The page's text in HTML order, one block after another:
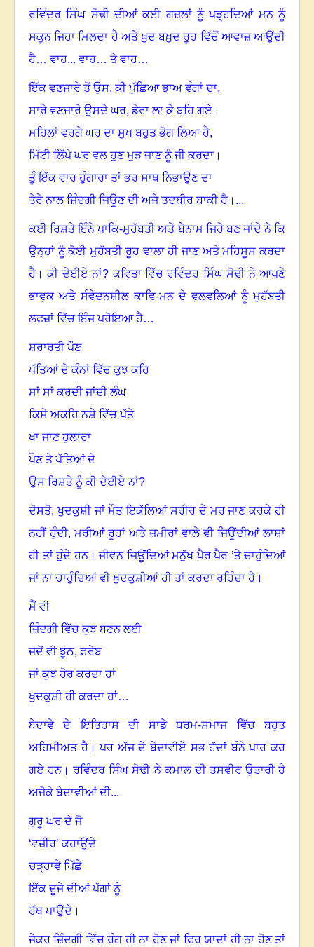
ਰਵਿੰਦਰ ਸਿੰਘ ਸੋਢੀ ਦੀਆਂ ਕਈ ਗਜ਼ਲਾਂ ਨੂੰ ਪੜ੍ਹਦਿਆਂ ਮਨ ਨੂੰ
ਸਕੂਨ ਜਿਹਾ ਮਿਲਦਾ ਹੈ ਅਤੇ ਖ਼ੁਦ ਬਖ਼ੁਦ ਰੂਹ ਵਿੱਚੋਂ ਆਵਾਜ਼ ਆਉਂਦੀ
ਹੈ… ਵਾਹ... ਵਾਹ… ਤੇ ਵਾਹ…
ਇੱਕ ਵਣਜਾਰੇ ਤੋਂ ਉਸ,ਕੀ ਪੁੱਛਿਆ ਭਾਅ ਵੰਗਾਂ ਦਾ,
ਸਾਰੇ ਵਣਜਾਰੇ ਉਸਦੇ ਘਰ,ਡੇਰਾ ਲਾ ਕੇ ਬਹਿ ਗਏ ।
ਮਹਿਲਾਂ ਵਰਗੇ ਘਰ ਦਾ ਸੁਖ ਬਹੁਤ ਭੋਗ ਲਿਆ ਹੈ,
ਮਿੱਟੀ ਲਿੱਪੇ ਘਰ ਵਲ ਹੁਣ ਮੁੜ ਜਾਣ ਨੂੰ ਜੀ ਕਰਦਾ ।
ਤੂੰ ਇੱਕ ਵਾਰ ਹੁੰਗਾਰਾ ਤਾਂ ਭਰ ਸਾਥ ਨਿਭਾਉਣ ਦਾ
ਤੇਰੇ ਨਾਲ ਜ਼ਿੰਦਗੀ ਜਿਊਣ ਦੀ ਅਜੇ ਤਦਬੀਰ ਬਾਕੀ ਹੈ । ...
ਕਈ ਰਿਸ਼ਤੇ ਇੰਨੇ ਪਾਕਿ-ਮੁਹੱਬਤੀ ਅਤੇ ਬੇਨਾਮ ਜਿਹੇ ਬਣ ਜਾਂਦੇ ਨੇ ਕਿ
ਉਨ੍ਹਾਂ ਨੂੰ ਕੋਈ ਮੁਹੱਬਤੀ ਰੂਹ ਵਾਲਾ ਹੀ ਜਾਣ ਅਤੇ ਮਹਿਸੂਸ ਕਰਦਾ
ਹੈ ।ਕੀ ਦੇਈਏ ਨਾਂ?ਕਵਿਤਾ ਵਿੱਚ ਰਵਿੰਦਰ ਸਿੰਘ ਸੋਢੀ ਨੇ ਆਪਣੇ
ਭਾਵੁਕ ਅਤੇ ਸੰਵੇਦਨਸ਼ੀਲ ਕਾਵਿ-ਮਨ ਦੇ ਵਲਵਲਿਆਂ ਨੂੰ ਮੁਹੱਬਤੀ
ਲਫਜ਼ਾਂ ਵਿੱਚ ਇੰਜ ਪਰੋਇਆ ਹੈ…
ਸ਼ਰਾਰਤੀ ਪੌਣ
ਪੱਤਿਆਂ ਦੇ ਕੰਨਾਂ ਵਿੱਚ ਕੁਝ ਕਹਿ
ਸਾਂ ਸਾਂ ਕਰਦੀ ਜਾਂਦੀ ਲੰਘ
ਕਿਸੇ ਅਕਹਿ ਨਸ਼ੇ ਵਿੱਚ ਪੱਤੇ
ਖਾ ਜਾਣ ਹੁਲਾਰਾ
ਪੌਣ ਤੇ ਪੱਤਿਆਂ ਦੇ
ਉਸ ਰਿਸ਼ਤੇ ਨੂੰ ਕੀ ਦੇਈਏ ਨਾਂ?
ਦੋਸਤੋ,ਖੁਦਕੁਸ਼ੀ ਜਾਂ ਮੌਤ ਇਕੱਲਿਆਂ ਸਰੀਰ ਦੇ ਮਰ ਜਾਣ ਕਰਕੇ ਹੀ
ਨਹੀਂ ਹੁੰਦੀ, ਮਰੀਆਂ ਰੂਹਾਂ ਅਤੇ ਜ਼ਮੀਰਾਂ ਵਾਲੇ ਵੀ ਜਿਊਂਦੀਆਂ ਲਾਸ਼ਾਂ
ਹੀ ਤਾਂ ਹੁੰਦੇ ਹਨ।ਜੀਵਨ ਜਿਊਂਦਿਆਂ ਮਨੁੱਖ ਪੈਰ ਪੈਰ ’ਤੇ ਚਾਹੁੰਦਿਆਂ
ਜਾਂ ਨਾ ਚਾਹੁੰਦਿਆਂ ਵੀ ਖੁਦਕੁਸ਼ੀਆਂ ਹੀ ਤਾਂ ਕਰਦਾ ਰਹਿੰਦਾ ਹੈ ।
ਮੈਂ ਵੀ
ਜ਼ਿੰਦਗੀ ਵਿੱਚ ਕੁਝ ਬਣਨ ਲਈ
ਜਦੋਂ ਵੀ ਝੂਠ, ਫ਼ਰੇਬ
ਜਾਂ ਕੁਝ ਹੋਰ ਕਰਦਾ ਹਾਂ
ਖੁਦਕੁਸ਼ੀ ਹੀ ਕਰਦਾ ਹਾਂ…
ਬੇਦਾਵੇ ਦੇ ਇਤਿਹਾਸ ਦੀ ਸਾਡੇ ਧਰਮ-ਸਮਾਜ ਵਿੱਚ ਬਹੁਤ
ਅਹਿਮੀਅਤ ਹੈ।ਪਰ ਅੱਜ ਦੇ ਬੇਦਾਵੀਏ ਸਭ ਹੱਦਾਂ ਬੰਨੇ ਪਾਰ ਕਰ
ਗਏ ਹਨ।ਰਵਿੰਦਰ ਸਿੰਘ ਸੋਢੀ ਨੇ ਕਮਾਲ ਦੀ ਤਸਵੀਰ ਉਤਾਰੀ ਹੈ
ਅਜੋਕੇ ਬੇਦਾਵੀਆਂ ਦੀ...
ਗੁਰੂ ਘਰ ਦੇ ਜੋ
‘ਵਜ਼ੀਰ’ ਕਹਾਉਂਦੇ
ਚੜ੍ਹਾਵੇ ਪਿੱਛੇ
ਇੱਕ ਦੂਜੇ ਦੀਆਂ ਪੱਗਾਂ ਨੂੰ
ਹੱਥ ਪਾਉਂਦੇ ।
ਜੇਕਰ ਜ਼ਿੰਦਗੀ ਵਿੱਚ ਰੰਗ ਹੀ ਨਾ ਹੋਣ ਜਾਂ ਫਿਰ ਯਾਦਾਂ ਹੀ ਨਾ ਹੋਣ ਤਾਂ